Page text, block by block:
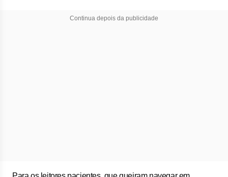
Continua depois da publicidade